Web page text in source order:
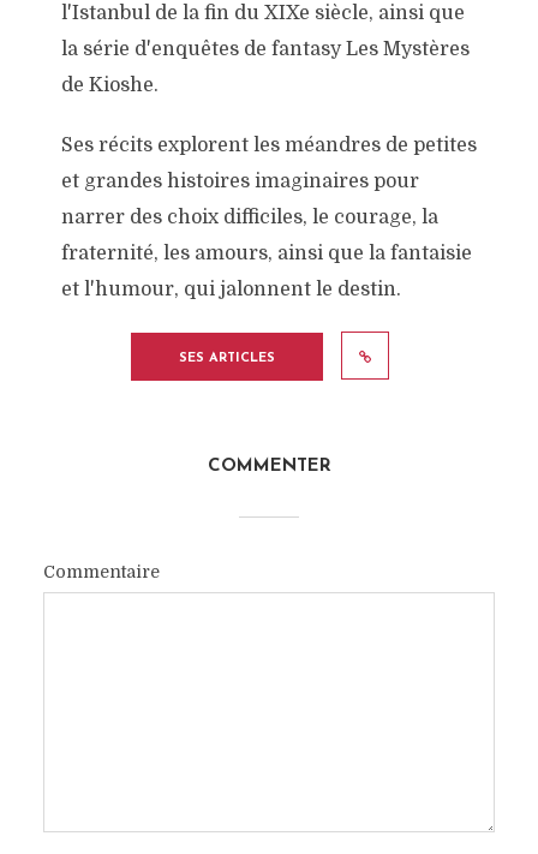
l'Istanbul de la fin du XIXe siècle, ainsi que
la série d'enquêtes de fantasy Les Mystères
de Kioshe.
Ses récits explorent les méandres de petites
et grandes histoires imaginaires pour
narrer des choix difficiles, le courage, la
fraternité, les amours, ainsi que la fantaisie
et l'humour, qui jalonnent le destin.
SES ARTICLES
COMMENTER
Commentaire